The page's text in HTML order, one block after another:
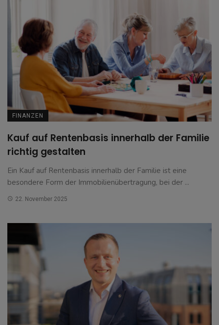
FINANZEN
Kauf auf Rentenbasis innerhalb der Familie
richtig gestalten
Ein Kauf auf Rentenbasis innerhalb der Familie ist eine
besondere Form der Immobilienübertragung, bei der ...
22. November 2025